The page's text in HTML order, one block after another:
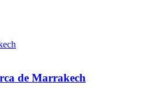
de Marrakech